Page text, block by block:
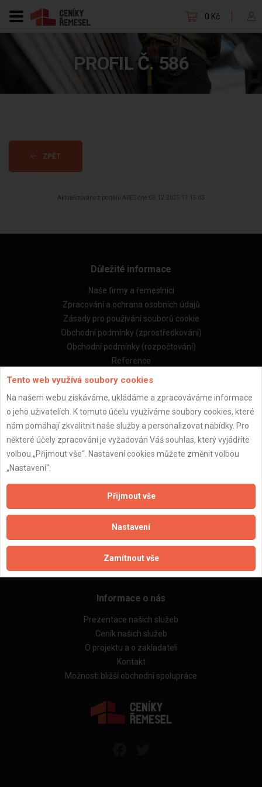
0 Kč
PROFIL Č. 586
ZPĚT
Aktualizováno z portálu ARES dne 03.12.2025 17:15:03
Důležité informace
Naše firmy a řemeslníci
Zpracování a ochrana osobních údajů
Zásady pro používání souborů cookie
Obchodní podmínky (zprostředkování)
Obchodní podmínky (rozpočtování)
Reference
Naše excelové tabulky online
Naše služby
Servis pro stavební firmy
Zprostředkování řemeslníků
Zprostředkování samotných prací
Kalkulačka rekonstrukce bytu
Kalkulačka rekonstrukce domu
Kalkulačka stavby domu
Rekonstrukce bytů
Stavby a rekonstrukce domů
Technická videokonzultace
Informace o nás
Prezentace našich služeb
Ceník našich služeb
O projektu a o zakladateli
Kontakt
Možnosti bližší obchodní spolupráce
Tento web využívá soubory cookies
Na našem webu získáváme, ukládáme a zpracováváme informace
o jeho uživatelích. K tomuto účelu využíváme soubory cookies, které
nám pomáhají zkvalitnit naše služby a personalizovat nabídky. Pro
některé účely zpracování je vyžadován Váš souhlas, který vyjádříte
volbou „Přijmout vše“. Nastavení cookies můžete změnit volbou
„Nastavení“.
Přijmout vše
Nastavení
Zamítnout vše